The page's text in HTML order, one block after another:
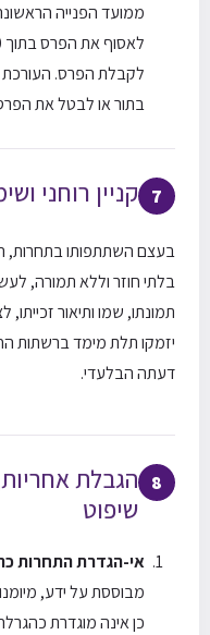
ממועד הפנייה
לקבלת הפרס.
בתור או לבטל את
7 קניין רוחני
בעצם השתתפותו בתחרות,
בלתי חוזר וללא תמורה,
תמונתו, שמו ותיאור זכייתו,
יזמקו תלת מימד ברשתות
דעתה הבלעדי.
8
הגבלת
שיפוט
אי-הגדרת התחרות
מבוססת על ידע,
כן אינה מוגדרת